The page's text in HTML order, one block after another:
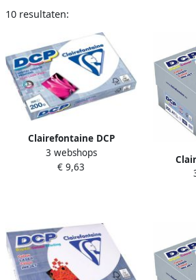
10 resultaten:
Clairefontaine DCP
presentatiepapier ft A4 200
g pak van 250 vel
3 webshops
€ 9,63